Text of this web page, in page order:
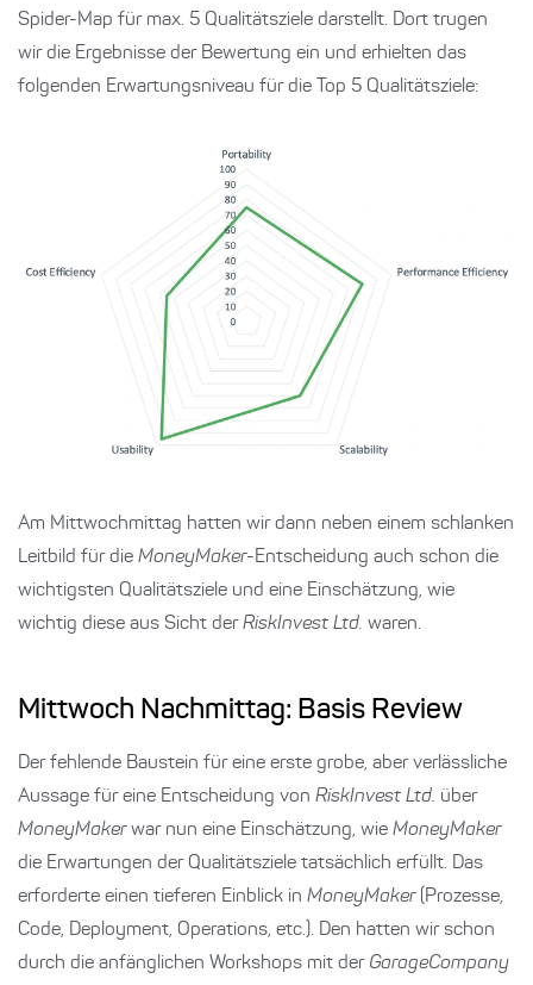
Spider-Map für max. 5 Qualitätsziele darstellt. Dort trugen
wir die Ergebnisse der Bewertung ein und erhielten das
folgenden Erwartungsniveau für die Top 5 Qualitätsziele:
Am Mittwochmittag hatten wir dann neben einem schlanken
Leitbild für die MoneyMaker-Entscheidung auch schon die
wichtigsten Qualitätsziele und eine Einschätzung, wie
wichtig diese aus Sicht derRiskInvest Ltd. waren.
Mittwoch Nachmittag: Basis Review
Der fehlende Baustein für eine erste grobe, aber verlässliche
Aussage für eine Entscheidung von RiskInvest Ltd. über
MoneyMakerwar nun eine Einschätzung, wie MoneyMaker
die Erwartungen der Qualitätsziele tatsächlich erfüllt. Das
erforderte einen tieferen Einblick in MoneyMaker(Prozesse,
Code, Deployment, Operations, etc.). Den hatten wir schon
durch die anfänglichen Workshops mit der GarageCompany